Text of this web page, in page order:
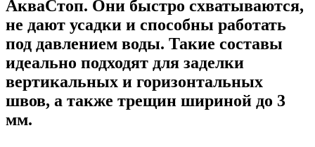
АкваСтоп. Они быстро схватываются,
не дают усадки и способны работать
под давлением воды. Такие составы
идеально подходят для заделки
вертикальных и горизонтальных
швов, а также трещин шириной до 3
мм.